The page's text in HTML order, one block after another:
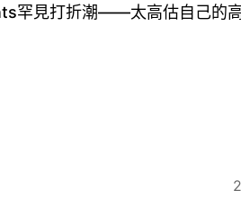
罕見打折潮——太高估自己的